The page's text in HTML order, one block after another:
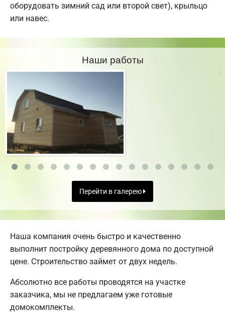
оборудовать зимний сад или второй свет), крыльцо
или навес.
Наши работы
Перейти в галерею
Наша компания очень быстро и качественно
выполнит постройку деревянного дома по доступной
цене. Строительство займет от двух недель.
Абсолютно все работы проводятся на участке
заказчика, мы не предлагаем уже готовые
домокомплекты.